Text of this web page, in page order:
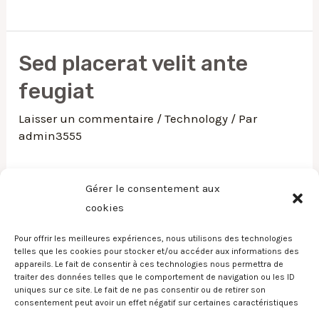
Gérer le consentement aux
cookies
Pour offrir les meilleures expériences, nous utilisons des technologies
telles que les cookies pour stocker et/ou accéder aux informations des
appareils. Le fait de consentir à ces technologies nous permettra de
traiter des données telles que le comportement de navigation ou les ID
uniques sur ce site. Le fait de ne pas consentir ou de retirer son
consentement peut avoir un effet négatif sur certaines caractéristiques
Sed placerat velit ante
feugiat
Laisser un commentaire /Technology / Par
admin3555
Nulla in lorem et risus
bibendum in molest aculis
Laisser un commentaire /News,Technology,
Wordpress/ Paradmin3555